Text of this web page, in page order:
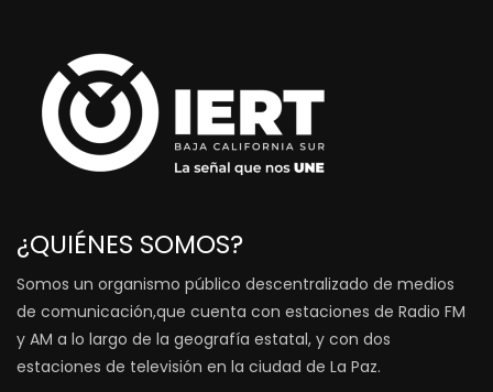
¿QUIÉNES SOMOS?
Somos un organismo público descentralizado de medios
de comunicación,que cuenta con estaciones de Radio FM
y AM a lo largo de la geografía estatal, y con dos
estaciones de televisión en la ciudad de La Paz.